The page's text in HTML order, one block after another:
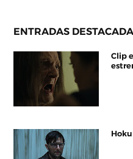
ENTRADAS
Clip